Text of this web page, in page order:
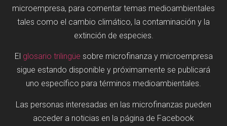
microempresa, para comentar temas medioambientales
tales como el cambio climático, la contaminación y la
extinción de especies.
El glosario trilingüe sobre microfinanza y microempresa
sigue estando disponible y próximamente se publicará
uno específico para términos medioambientales.
Las personas interesadas en las microfinanzas pueden
acceder a noticias en la página de Facebook